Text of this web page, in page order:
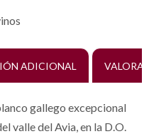
ADICIONAL
gallego excepcional
valle del Avia, en la D.O.